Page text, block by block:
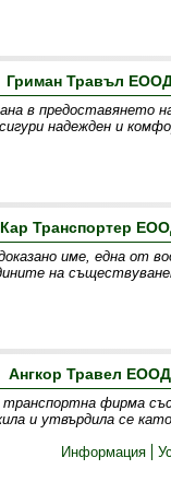
Гриман Травъл
в предоставянето
надежден и
Кар Транспортер
име, една от
на
Ангкор Травел
фирма
и утвърдила се
Информация